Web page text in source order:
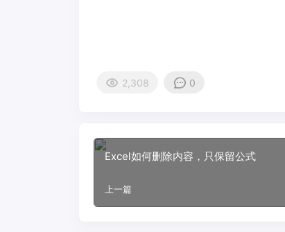
2,308 0
Excel如何删除内容，只保留公式
上一篇